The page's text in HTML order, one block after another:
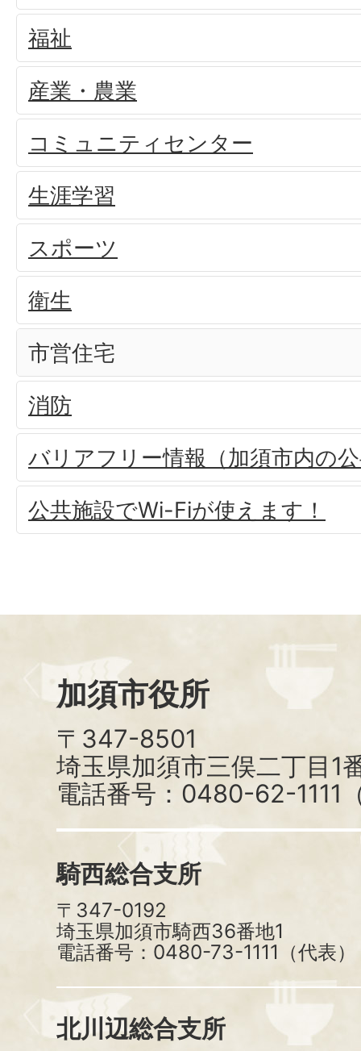
福祉
産業・農業
コミュニティセンター
生涯学習
スポーツ
衛生
市営住宅
消防
バリアフリー情報（加須市内の
公共施設でWi-Fiが使えます！
加須市役所
〒347-8501
埼玉県加須市三俣二丁目1
電話番号：0480-62-1111
騎西総合支所
〒347-0192
埼玉県加須市騎西36番地1
電話番号：0480-73-1111（代表）
北川辺総合支所